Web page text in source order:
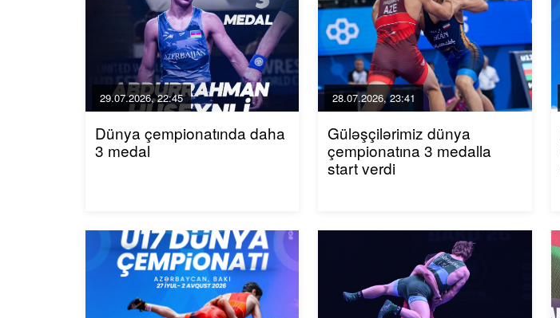
29.07.2026, 22:45
Dünya çempionatında daha
3 medal
28.07.2026, 23:41
Güləşçilərimiz dünya
çempionatına 3 medalla
start verdi